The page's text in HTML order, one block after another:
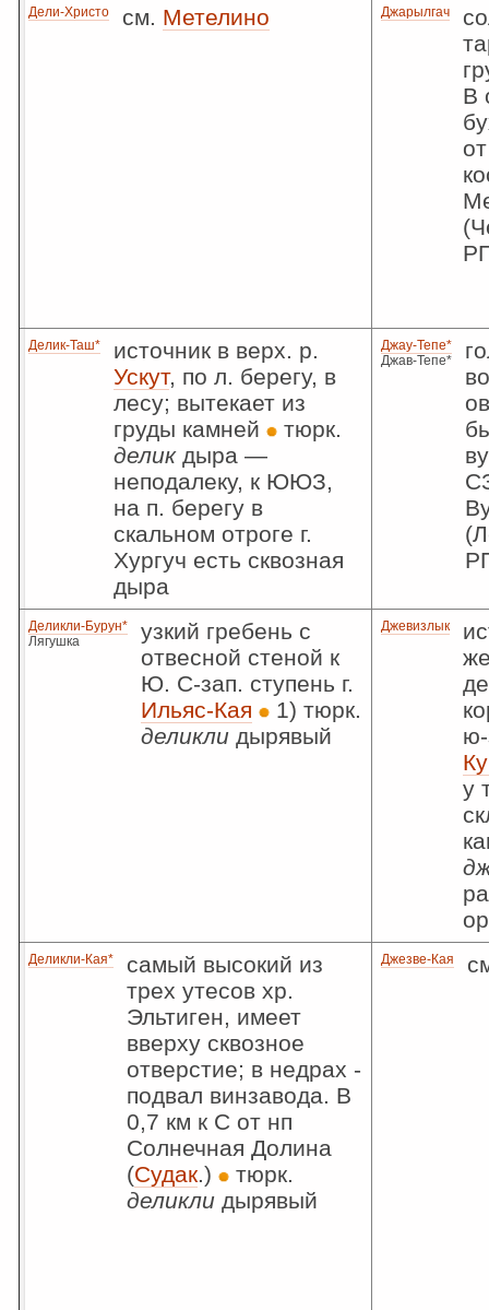
Дели-Христо см. Метелино Джарылгач
В
Делик-Таш*
источник в верх. р.
Ускут, по л. берегу, в
лесу; вытекает из
груды камней
тюрк.
деликдыра —
неподалеку, к ЮЮЗ,
на п. берегу в
скальном отроге г.
Хургуч есть сквозная
дыра
Джау-Тепе*
Джав-Тепе*
Деликли-Бурун*
Лягушка
узкий гребень с
отвесной стеной к
Ю. С-зап. ступень г.
Ильяс-Кая
1) тюрк.
деликли дырявый
Джевизлык
ю-
у
Деликли-Кая*
самый высокий из
трех утесов хр.
Эльтиген, имеет
вверху сквозное
отверстие; в недрах -
подвал винзавода. В
0,7 км к С от нп
Солнечная Долина
(Судак.)
тюрк.
деликли дырявый
Джезве-Кая